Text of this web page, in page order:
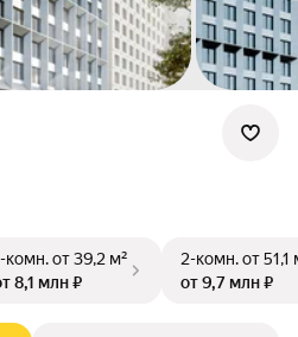
комн.от 39,2 м²
8,1 млн ₽
2-комн.от 51,1
от 9,7 млн ₽